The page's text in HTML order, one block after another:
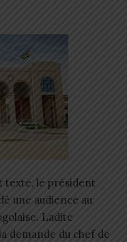
texte, le président
une audience au
Ladite
demande du chef de